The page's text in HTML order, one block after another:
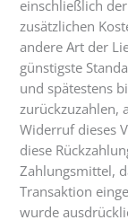
einschließlich
zusätzlichen
andere Art der
günstigste
und spätestens
zurückzuzahlen,
Widerruf dieses
diese
Zahlungsmittel,
Transaktion
wurde